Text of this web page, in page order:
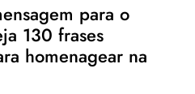
para o
130 frases
homenagear na